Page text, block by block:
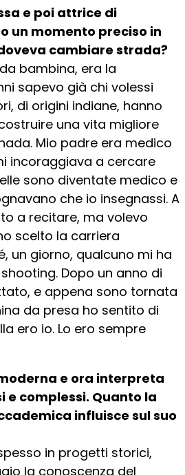
e poi attrice di
un momento preciso in
cambiare strada?
bambina, era la
sapevo già chi volessi
di origini indiane, hanno
una vita migliore
Mio padre era medico
incoraggiava a cercare
sono diventate medico e
che io insegnassi. A
a recitare, ma volevo
scelto la carriera
un giorno, qualcuno mi ha
Dopo un anno di
e appena sono tornata
da presa ho sentito di
ero io. Lo ero sempre
e ora interpreta
e complessi. Quanto la
influisce sul suo
in progetti storici,
la conoscenza del